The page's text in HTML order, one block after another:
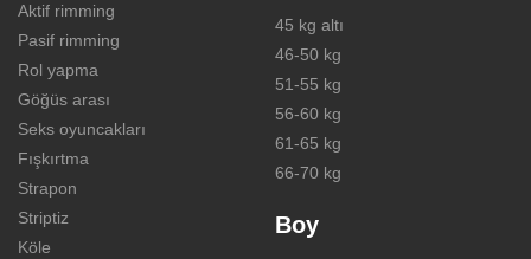
Aktif rimming
Pasif rimming
Rol yapma
Göğüs arası
Seks oyuncakları
Fışkırtma
Strapon
Striptiz
Köle
45 kg altı
46-50 kg
51-55 kg
56-60 kg
61-65 kg
66-70 kg
Boy